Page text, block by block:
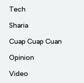
Tech
Sharia
Cuap Cuap Cuan
Opinion
Video